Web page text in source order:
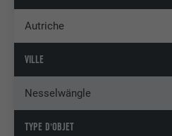
Autriche
VILLE
Nesselwängle
TYPE D'OBJET